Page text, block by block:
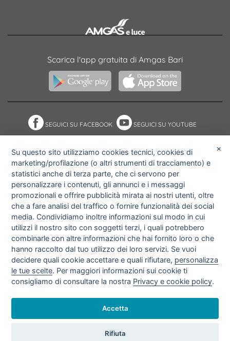
Scarica l'app gratuita di Amgas Bari
SEGUICI SU FACEBOOK SEGUICI SU YOUTUBE
NOTE ACCESSIBILITÀ
ACCESS KEY
MAPPA DEL SITO
PRIVACY POLICY
IMPOSTAZIONI PRIVACY E
COOKIE
info@amgasbarisrl.it - info@pec.amgasbarisrl.it
Su questo sito utilizziamo cookies tecnici, cookies di
marketing/profilazione (o altri strumenti di tracciamento) e
statistici anche di terza parte, che ci servono per
personalizzare i contenuti, gli annunci e i messaggi
promozionali e offrire pubblicità mirata ai nostri utenti, oltre
che a fare analisi del traffico o fornire funzionalità dei social
media. Condividiamo inoltre informazioni sul modo in cui
utilizzi il nostro sito con soggetti terzi, i quali potrebbero
combinarle con altre informazioni che hai fornito loro o che
hanno raccolto dal tuo utilizzo dei loro servizi. Se vuoi
decidere quali cookie accettare e quali rifiutare, personalizza
le tue scelte. Per maggiori informazioni sui cookie ti
consigliamo di consultare la nostra Privacy e cookie policy.
Accetta
Rifiuta
×